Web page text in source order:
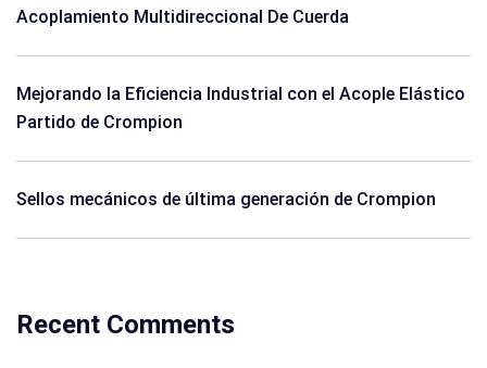
Acoplamiento Multidireccional De Cuerda
Mejorando la Eficiencia Industrial con el Acople Elástico
Partido de Crompion
Sellos mecánicos de última generación de Crompion
Recent Comments